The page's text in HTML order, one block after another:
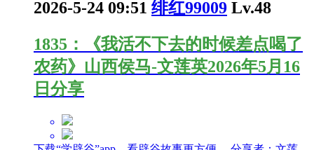
2026-5-24 09:51 绯红99009 Lv.48
1835：《我活不下去的时候差点喝了
农药》山西侯马-文莲英2026年5月16
日分享